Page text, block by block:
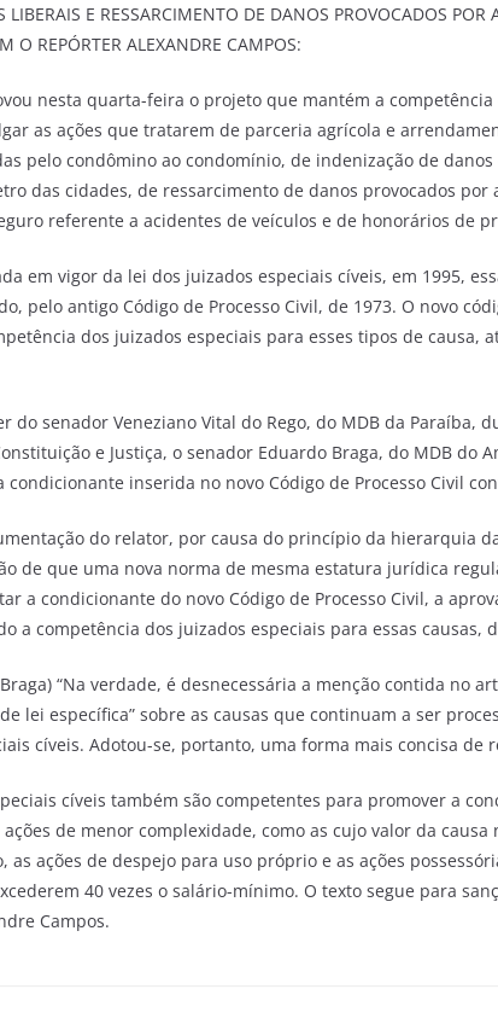
LIBERAIS E RESSARCIMENTO DE DANOS PROVOCADOS POR
O REPÓRTER ALEXANDRE CAMPOS:
nesta quarta-feira o projeto que mantém a
as ações que tratarem de parceria agrícola e
pelo condômino ao condomínio, de indenização de
das cidades, de ressarcimento de danos provocados por
referente a acidentes de veículos e de honorários de
em vigor da lei dos juizados especiais cíveis, em 1995,
pelo antigo Código de Processo Civil, de 1973. O novo
dos juizados especiais para esses tipos de causa,
do senador Veneziano Vital do Rego, do MDB da Paraíba,
e Justiça, o senador Eduardo Braga, do MDB do
condicionante inserida no novo Código de Processo Civil
do relator, por causa do princípio da hierarquia
de que uma nova norma de mesma estatura jurídica
a condicionante do novo Código de Processo Civil, a
a competência dos juizados especiais para essas causas,
“Na verdade, é desnecessária a menção contida no
lei específica” sobre as causas que continuam a ser
cíveis. Adotou-se, portanto, uma forma mais concisa de
cíveis também são competentes para promover a
de menor complexidade, como as cujo valor da causa
as ações de despejo para uso próprio e as ações
40 vezes o salário-mínimo. O texto segue para
Campos.